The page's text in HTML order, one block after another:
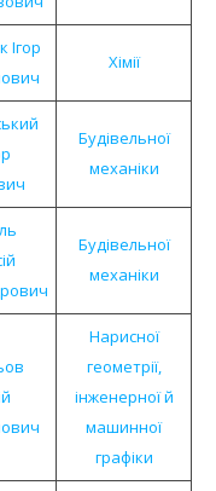
Ігор
Хімії
Будівельної
механіки
Будівельної
механіки
Нарисної
геометрії,
інженерної й
машинної
графіки